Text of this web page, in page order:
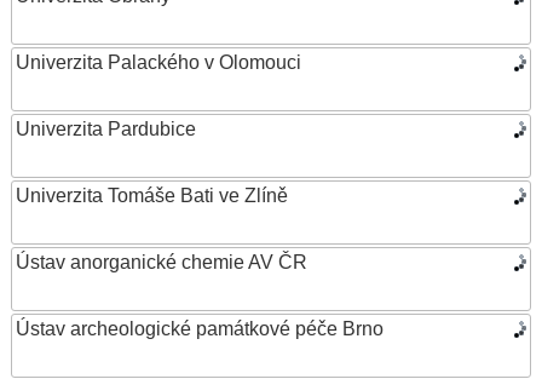
Univerzita Palackého v Olomouci
Univerzita Pardubice
Univerzita Tomáše Bati ve Zlíně
Ústav anorganické chemie AV ČR
Ústav archeologické památkové péče Brno